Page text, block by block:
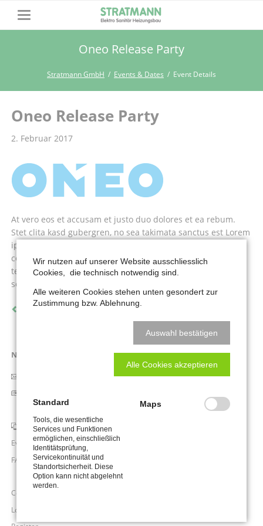
Oneo Release Party
Stratmann GmbH Events & Dates Event Details
Oneo Release Party
2. Februar 2017
At vero eos et accusam et justo duo dolores et ea rebum.
Stet clita kasd gubergren, no sea takimata sanctus est Lorem
ipsum dolor sit amet. Lorem ipsum dolor sit amet,
consetetur sadipscing elitr, sed diam nonumy eirmod
tempor invidunt ut labore et dolore magna aliquyam erat,
sed diam voluptua.
Navigation
News & Modules
Slider & Testimonials
Events & Dates
FAQ
FAQ List
Contact Form
Login
Wir nutzen auf unserer Website ausschliesslich
Cookies, die technisch notwendig sind.
Alle weiteren Cookies stehen unten gesondert zur
Zustimmung bzw. Ablehnung.
Auswahl bestätigen
Alle Cookies akzeptieren
Standard
Tools, die wesentliche
Services und Funktionen
ermöglichen, einschließlich
Identitätsprüfung,
Servicekontinuität und
Standortsicherheit. Diese
Option kann nicht abgelehnt
werden.
Maps